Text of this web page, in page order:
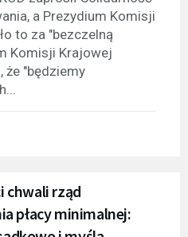
a Prezydium Komisji
to za "bezczelną
Komisji Krajowej
że "będziemy
chwali rząd
płacy minimalnej: